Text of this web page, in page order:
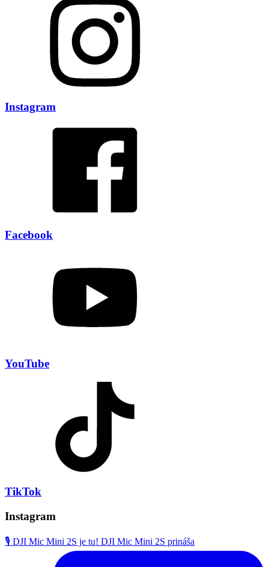
Instagram
Facebook
YouTube
TikTok
Instagram
🎙️ DJI Mic Mini 2S je tu! DJI Mic Mini 2S prináša